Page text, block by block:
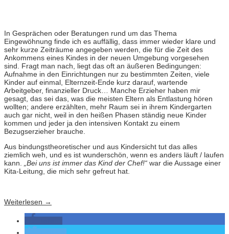
In Gesprächen oder Beratungen rund um das Thema
Eingewöhnung finde ich es auffällig, dass immer wieder klare und
sehr kurze Zeiträume angegeben werden, die für die Zeit des
Ankommens eines Kindes in der neuen Umgebung vorgesehen
sind. Fragt man nach, liegt das oft an äußeren Bedingungen:
Aufnahme in den Einrichtungen nur zu bestimmten Zeiten, viele
Kinder auf einmal, Elternzeit-Ende kurz darauf, wartende
Arbeitgeber, finanzieller Druck… Manche Erzieher haben mir
gesagt, das sei das, was die meisten Eltern als Entlastung hören
wollten; andere erzählten, mehr Raum sei in ihrem Kindergarten
auch gar nicht, weil in den heißen Phasen ständig neue Kinder
kommen und jeder ja den intensiven Kontakt zu einem
Bezugserzieher brauche.
Aus bindungstheoretischer und aus Kindersicht tut das alles
ziemlich weh, und es ist wunderschön, wenn es anders läuft / laufen
kann. „Bei uns ist immer das Kind der Chef!“ war die Aussage einer
Kita-Leitung, die mich sehr gefreut hat.
Weiterlesen →